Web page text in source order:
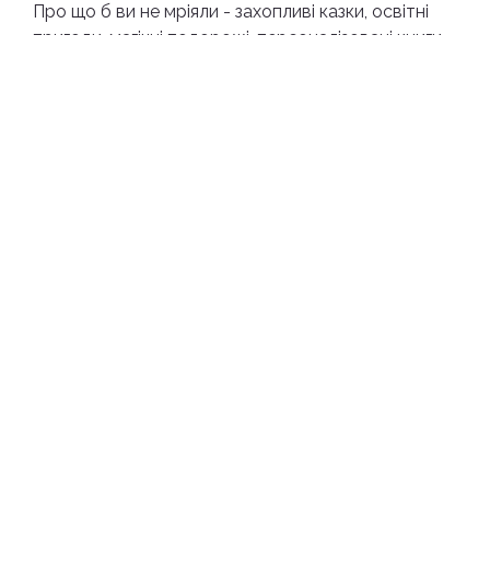
Про що б ви не мріяли - захопливі казки, освітні
пригоди, магічні подорожі, персоналізовані книги